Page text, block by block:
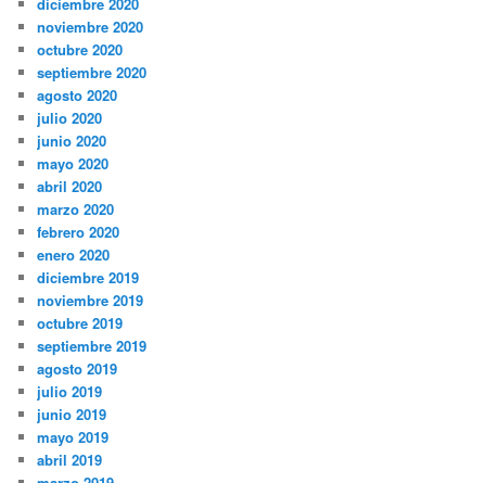
noviembre 2020
octubre 2020
septiembre 2020
agosto 2020
julio 2020
junio 2020
mayo 2020
abril 2020
marzo 2020
febrero 2020
enero 2020
diciembre 2019
noviembre 2019
octubre 2019
septiembre 2019
agosto 2019
julio 2019
junio 2019
mayo 2019
abril 2019